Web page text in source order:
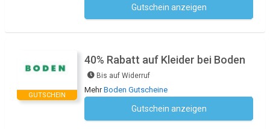
Gutschein anzeigen
GUTSCHEIN
40% Rabatt auf Kleider bei Boden
Bis auf Widerruf
MehrBoden Gutscheine
Gutschein anzeigen